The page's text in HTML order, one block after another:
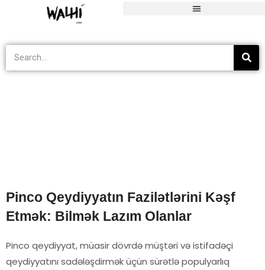
Blog
> Tak Berkategori > Pinco Qeydiyyatın Fazilətlərini Kəşf Etmək:
Pinco Qeydiyyatın Fazilətlərini Kəşf
Etmək: Bilmək Lazım Olanlar
Pinco qeydiyyat, müasir dövrdə müştəri və istifadəçi
qeydiyyatını sadələşdirmək üçün sürətlə populyarlıq